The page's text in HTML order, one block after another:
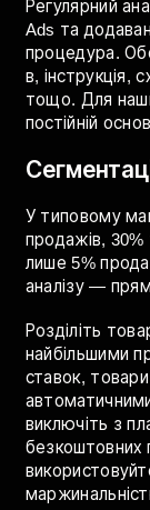
Google
ваших
фразах. "
по запитах
balance б/в",
нецільові
Регулярний
Ads та
процедура.
в,
тощо. Для
У типовому
продажів,
лише 5%
аналізу —